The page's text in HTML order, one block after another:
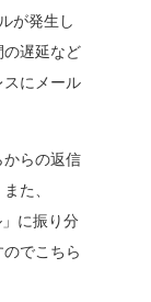
が発生し
の遅延など
スにメール
からの返信
た、
に振り分
でこちら